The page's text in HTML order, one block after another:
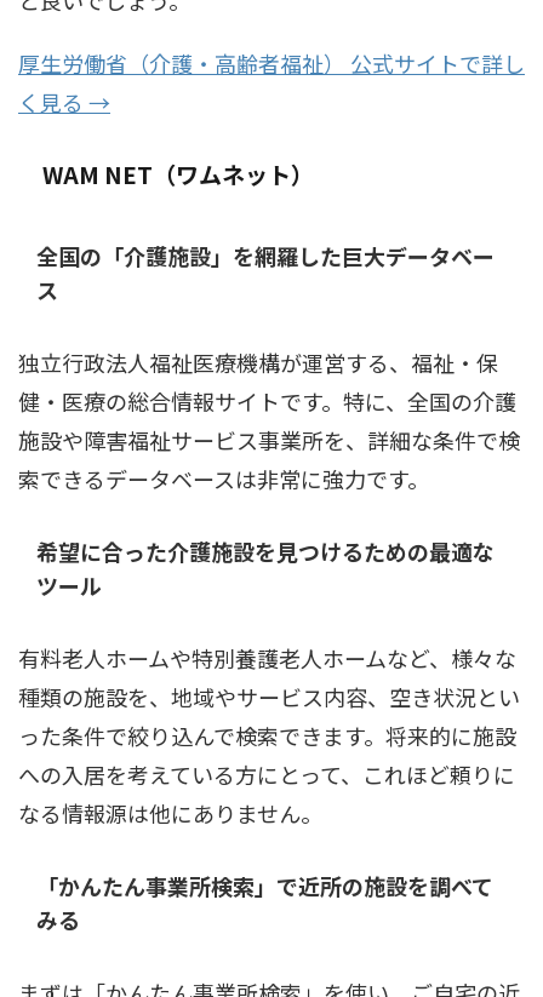
厚生労働省（介護・高齢者福祉） 公式サイトで詳し
く見る →
WAM NET（ワムネット）
全国の「介護施設」を網羅した巨大データベー
ス
独立行政法人福祉医療機構が運営する、福祉・保
健・医療の総合情報サイトです。特に、全国の介護
施設や障害福祉サービス事業所を、詳細な条件で検
索できるデータベースは非常に強力です。
希望に合った介護施設を見つけるための最適な
ツール
有料老人ホームや特別養護老人ホームなど、様々な
種類の施設を、地域やサービス内容、空き状況とい
った条件で絞り込んで検索できます。将来的に施設
への入居を考えている方にとって、これほど頼りに
なる情報源は他にありません。
「かんたん事業所検索」で近所の施設を調べて
みる